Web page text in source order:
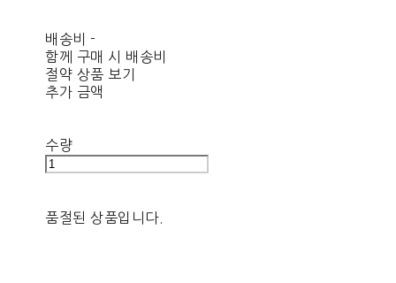
배송비 -
함께 구매 시 배송비
절약 상품 보기
추가 금액
수량
품절된 상품입니다.